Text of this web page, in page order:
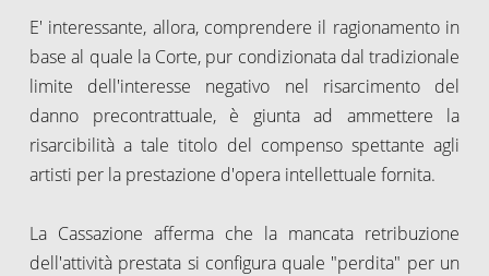
E' interessante, allora, comprendere il ragionamento in
base al quale la Corte, pur condizionata dal tradizionale
limite dell'interesse negativo nel risarcimento del
danno precontrattuale, è giunta ad ammettere la
risarcibilità a tale titolo del compenso spettante agli
artisti per la prestazione d'opera intellettuale fornita.
La Cassazione afferma che la mancata retribuzione
dell'attività prestata si configura quale "perdita" per un